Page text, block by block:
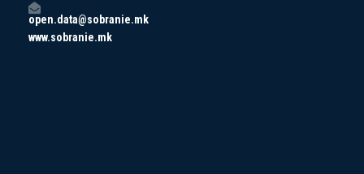
open.data@sobranie.mk
www.sobranie.mk